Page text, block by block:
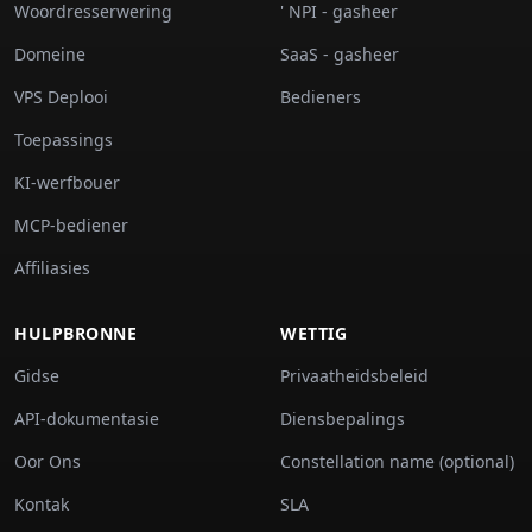
Woordresserwering
Domeine
VPS Deplooi
Toepassings
KI-werfbouer
MCP-bediener
Affiliasies
' NPI - gasheer
SaaS - gasheer
Bedieners
HULPBRONNE
Gidse
API-dokumentasie
Oor Ons
Kontak
WETTIG
Privaatheidsbeleid
Diensbepalings
Constellation name (optional)
SLA